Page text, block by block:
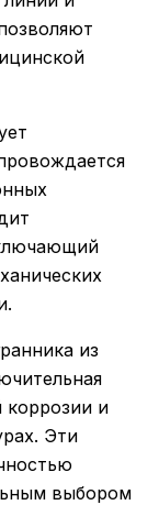
из
коррозии и
Эти
выбором